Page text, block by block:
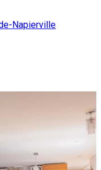
Napierville